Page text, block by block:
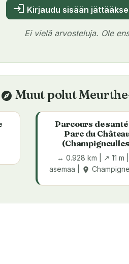
login Kirjaudu sisään
Ei vielä arvosteluja. Ole
explore Muut polut
Parcours de santé
Parc du
↔ 0.928 km | ↗ 11 m |
asemaa |
place